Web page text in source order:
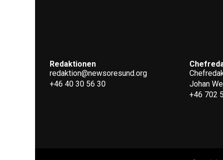
Redaktionen
redaktion@newsoresund.org
+46 40 30 56 30
Johan
+46 702